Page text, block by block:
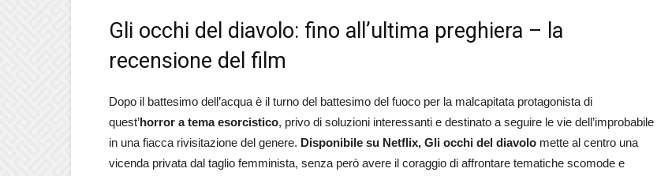
Gli occhi del diavolo: fino all’ultima preghiera – la
recensione del film
Dopo il battesimo dell’acqua è il turno del battesimo del fuoco per la malcapitata protagonista di
quest’horror a tema esorcistico, privo di soluzioni interessanti e destinato a seguire le vie dell’improbabile
in una fiacca rivisitazione del genere. Disponibile su Netflix, Gli occhi del diavolo mette al centro una
vicenda privata dal taglio femminista, senza però avere il coraggio di affrontare tematiche scomode e